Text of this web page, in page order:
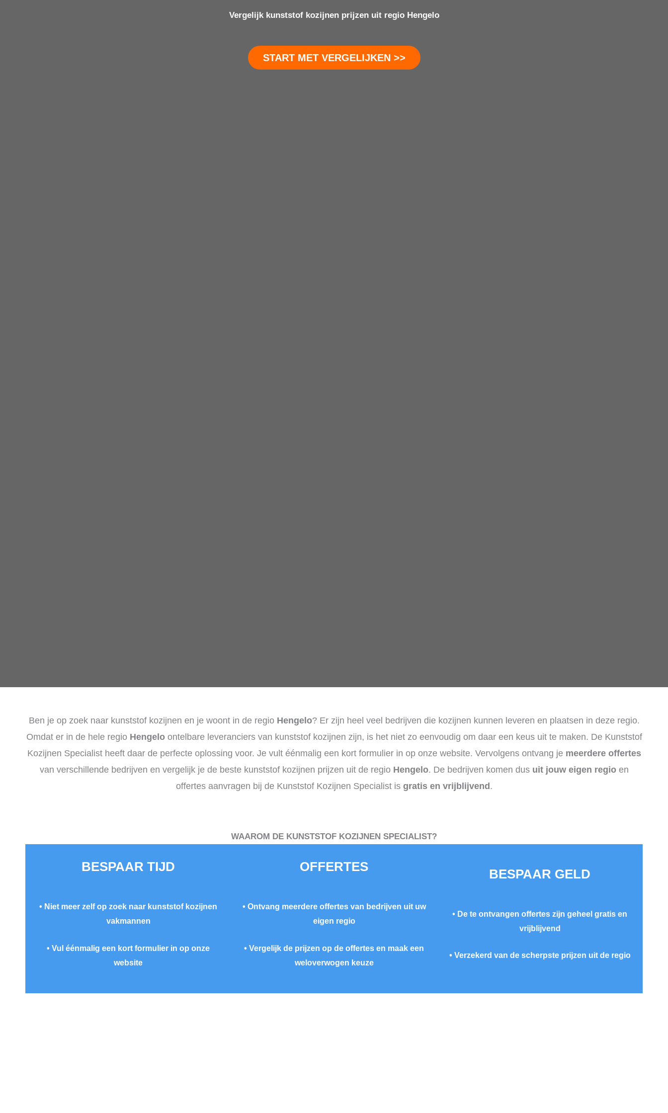
Vergelijk kunststof kozijnen prijzen uit regio Hengelo
START MET VERGELIJKEN >>
Ben je op zoek naar kunststof kozijnen en je woont in de regio Hengelo? Er zijn heel veel bedrijven die kozijnen kunnen leveren en plaatsen in deze regio.
Omdat er in de hele regio Hengeloontelbare leveranciers van kunststof kozijnen zijn, is het niet zo eenvoudig om daar een keus uit te maken. De Kunststof
Kozijnen Specialist heeft daar de perfecte oplossing voor. Je vult éénmalig een kort formulier in op onze website. Vervolgens ontvang je meerdere offertes
van verschillende bedrijven en vergelijk je de beste kunststof kozijnen prijzen uit de regio Hengelo. De bedrijven komen dus uit jouw eigen regioen
offertes aanvragen bij de Kunststof Kozijnen Specialist is gratis en vrijblijvend .
WAAROM DE KUNSTSTOF KOZIJNEN SPECIALIST?
BESPAAR TIJD​
• Niet meer zelf op zoek naar kunststof kozijnen
vakmannen
• Vul éénmalig een kort formulier in op onze
website
OFFERTES
• Ontvang meerdere offertes van bedrijven uit uw
eigen regio
• Vergelijk de prijzen op de offertes en maak een
weloverwogen keuze
BESPAAR GELD
• De te ontvangen offertes zijn geheel gratis en
vrijblijvend
• Verzekerd van de scherpste prijzen uit de regio